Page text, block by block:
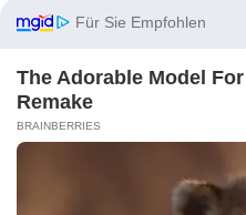
Aktien ATX
Billabong International ePlus
Für Sie Empfohlen
The Adorable Model
Remake
BRAINBERRIES